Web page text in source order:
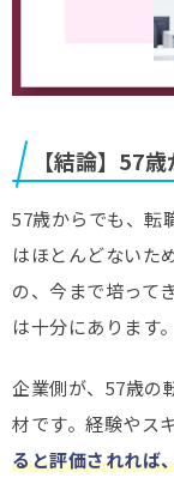
【結論】57歳
57歳からでも、転
はほとんどないた
の、今まで培って
は十分にあります。
企業側が、57歳の
材です。経験やス
ると評価されれば